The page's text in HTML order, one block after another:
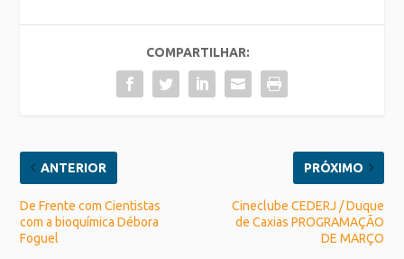
COMPARTILHAR:
ANTERIOR
De Frente com Cientistas
com a bioquímica Débora
Foguel
PRÓXIMO
Cineclube CEDERJ / Duque
de Caxias PROGRAMAÇÃO
DE MARÇO